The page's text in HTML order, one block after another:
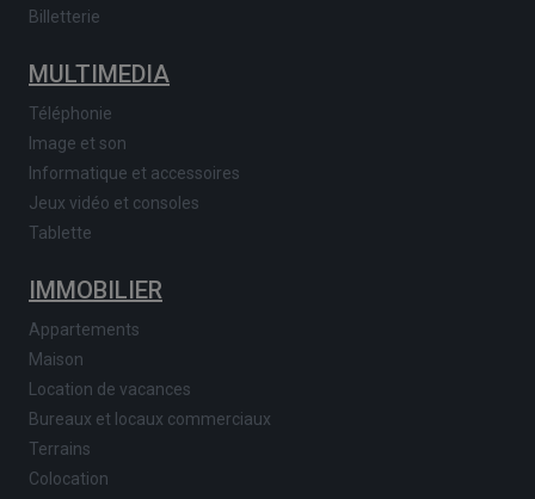
Billetterie
MULTIMEDIA
Téléphonie
Image et son
Informatique et accessoires
Jeux vidéo et consoles
Tablette
IMMOBILIER
Appartements
Maison
Location de vacances
Bureaux et locaux commerciaux
Terrains
Colocation